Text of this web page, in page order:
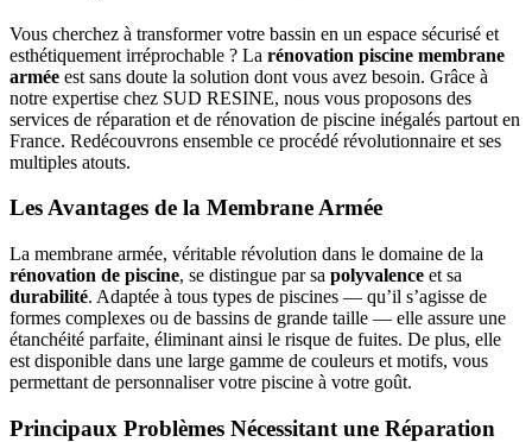
Vous cherchez à transformer votre bassin en un espace sécurisé et
esthétiquement irréprochable ? La rénovation piscine membrane
armée est sans doute la solution dont vous avez besoin. Grâce à
notre expertise chez SUD RESINE, nous vous proposons des
services de réparation et de rénovation de piscine inégalés partout en
France. Redécouvrons ensemble ce procédé révolutionnaire et ses
multiples atouts.
Les Avantages de la Membrane Armée
La membrane armée, véritable révolution dans le domaine de la
rénovation de piscine, se distingue par sa polyvalence et sa
durabilité. Adaptée à tous types de piscines — qu’il s’agisse de
formes complexes ou de bassins de grande taille — elle assure une
étanchéité parfaite, éliminant ainsi le risque de fuites. De plus, elle
est disponible dans une large gamme de couleurs et motifs, vous
permettant de personnaliser votre piscine à votre goût.
Principaux Problèmes Nécessitant une Réparation